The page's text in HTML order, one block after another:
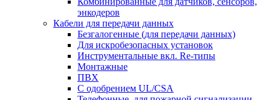
энкодеров
Кабели для передачи данных
Безгалогенные (для передачи данных)
Для искробезопасных установок
Инструментальные вкл. Re-типы
Монтажные
ПВХ
С одобрением UL/CSA